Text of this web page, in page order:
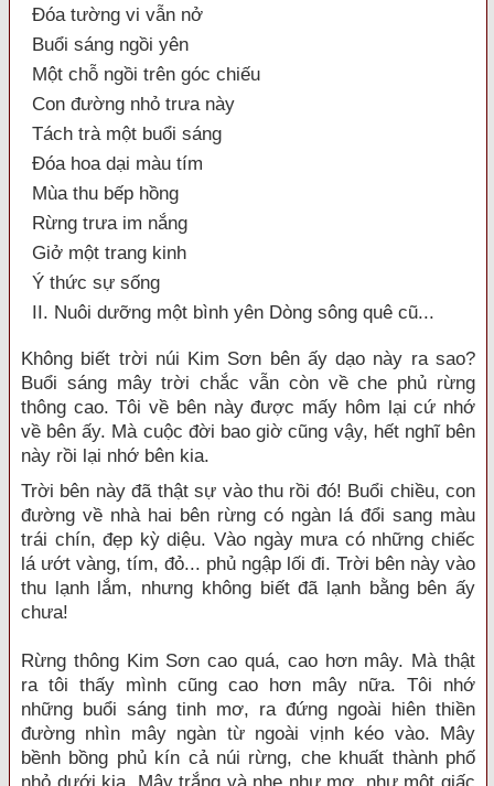
Đóa tường vi vẫn nở
Buổi sáng ngồi yên
Một chỗ ngồi trên góc chiếu
Con đường nhỏ trưa này
Tách trà một buổi sáng
Đóa hoa dại màu tím
Mùa thu bếp hồng
Rừng trưa im nắng
Giở một trang kinh
Ý thức sự sống
II. Nuôi dưỡng một bình yên Dòng sông quê cũ...
Không biết trời núi Kim Sơn bên ấy dạo này ra sao?
Buổi sáng mây trời chắc vẫn còn về che phủ rừng
thông cao. Tôi về bên này được mấy hôm lại cứ nhớ
về bên ấy. Mà cuộc đời bao giờ cũng vậy, hết nghĩ bên
này rồi lại nhớ bên kia.
Trời bên này đã thật sự vào thu rồi đó! Buổi chiều, con
đường về nhà hai bên rừng có ngàn lá đổi sang màu
trái chín, đẹp kỳ diệu. Vào ngày mưa có những chiếc
lá ướt vàng, tím, đỏ... phủ ngập lối đi. Trời bên này vào
thu lạnh lắm, nhưng không biết đã lạnh bằng bên ấy
chưa!
Rừng thông Kim Sơn cao quá, cao hơn mây. Mà thật
ra tôi thấy mình cũng cao hơn mây nữa. Tôi nhớ
những buổi sáng tinh mơ, ra đứng ngoài hiên thiền
đường nhìn mây ngàn từ ngoài vịnh kéo vào. Mây
bềnh bồng phủ kín cả núi rừng, che khuất thành phố